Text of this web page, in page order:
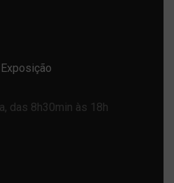
das 8h30min às 18h